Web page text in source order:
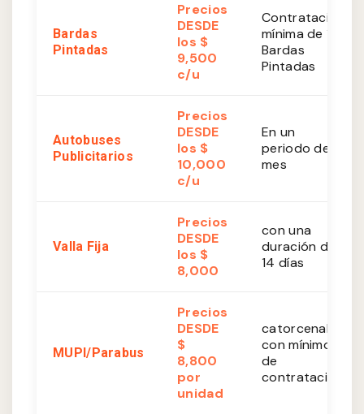
Bardas
Pintadas
Precios
DESDE
los $
9,500
c/u
Contratación
mínima de 10
Bardas
Pintadas
Autobuses
Publicitarios
Precios
DESDE
los $
10,000
c/u
En un
periodo de 1
mes
Valla Fija
Precios
DESDE
los $
8,000
con una
duración de
14 días
MUPI/Parabus
Precios
DESDE
$
8,800
por
unidad
catorcenales
con mínimo
de
contratación